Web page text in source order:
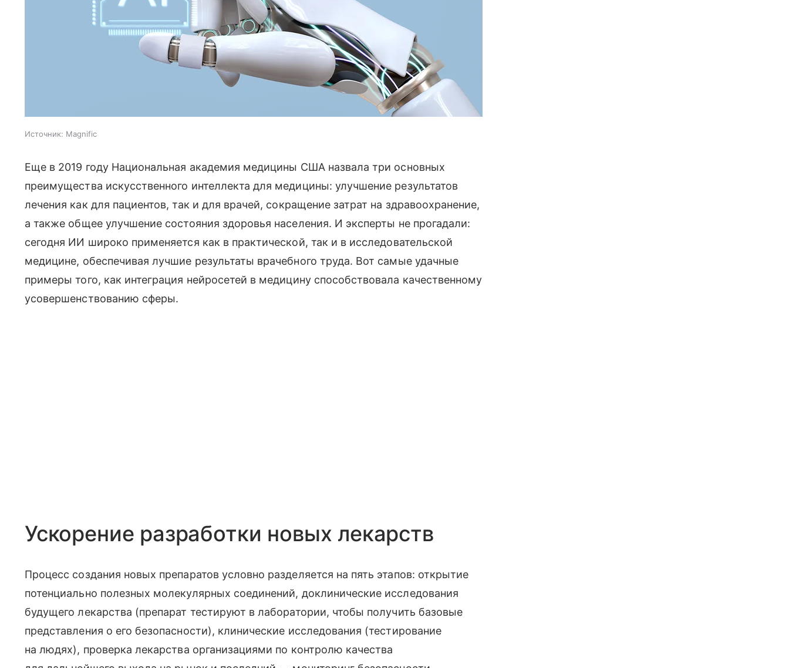
Источник: Magnific
Еще в 2019 году Национальная академия медицины США назвала три основных
преимущества искусственного интеллекта для медицины: улучшение результатов
лечения как для пациентов, так и для врачей, сокращение затрат на здравоохранение,
а также общее улучшение состояния здоровья населения. И эксперты не прогадали:
сегодня ИИ широко применяется как в практической, так и в исследовательской
медицине, обеспечивая лучшие результаты врачебного труда. Вот самые удачные
примеры того, как интеграция нейросетей в медицину способствовала качественному
усовершенствованию сферы.
Ускорение разработки новых лекарств
Процесс создания новых препаратов условно разделяется на пять этапов: открытие
потенциально полезных молекулярных соединений, доклинические исследования
будущего лекарства (препарат тестируют в лаборатории, чтобы получить базовые
представления о его безопасности), клинические исследования (тестирование
на людях), проверка лекарства организациями по контролю качества